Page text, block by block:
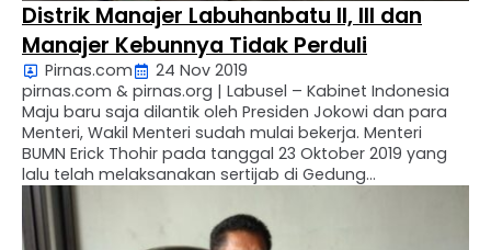
Distrik Manajer Labuhanbatu II, III dan
Manajer Kebunnya Tidak Perduli
Pirnas.com
24 Nov 2019
pirnas.com & pirnas.org | Labusel – Kabinet Indonesia
Maju baru saja dilantik oleh Presiden Jokowi dan para
Menteri, Wakil Menteri sudah mulai bekerja. Menteri
BUMN Erick Thohir pada tanggal 23 Oktober 2019 yang
lalu telah melaksanakan sertijab di Gedung
Kementerian BUMN Jakarta Pusat. Menteri BUMN Erick
Thoir telah meminta Direksi BUMN untuk membuat
rencana kerja …